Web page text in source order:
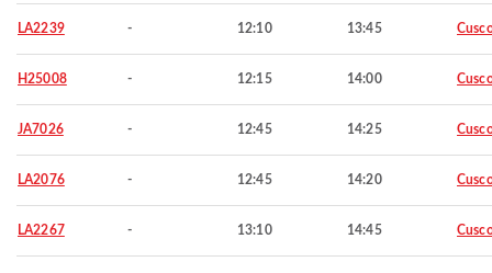
LA2239 - 12:10 13:45
H25008 - 12:15 14:00
JA7026 - 12:45 14:25
LA2076 - 12:45 14:20
LA2267 - 13:10 14:45